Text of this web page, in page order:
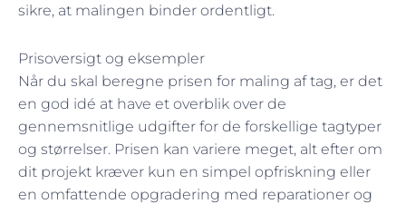
sikre, at malingen binder ordentligt.
Prisoversigt og eksempler
Når du skal beregne prisen for maling af tag, er det
en god idé at have et overblik over de
gennemsnitlige udgifter for de forskellige tagtyper
og størrelser. Prisen kan variere meget, alt efter om
dit projekt kræver kun en simpel opfriskning eller
en omfattende opgradering med reparationer og